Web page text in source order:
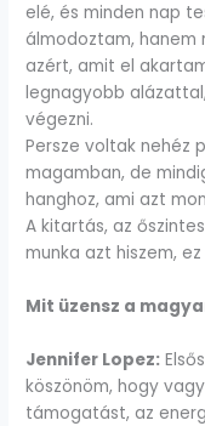
elé, és minden nap
álmodoztam, hanem
azért, amit el
legnagyobb
végezni.
Persze voltak nehéz
magamban, de
hanghoz, ami azt
A kitartás, az
munka azt hiszem,
Mit üzensz a
Jennifer Lopez:
köszönöm, hogy
támogatást, az